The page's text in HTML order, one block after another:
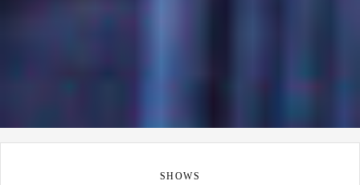
SHOWS